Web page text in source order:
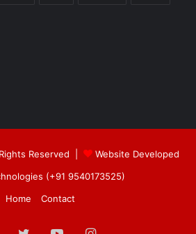
Reserved |
Website Developed
(+91 9540173525)
Home
Contact